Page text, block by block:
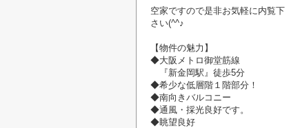
空家ですので是非お気軽に内覧下
さい(^^♪
【物件の魅力】
◆大阪メトロ御堂筋線
『新金岡駅』 徒歩5分
◆希少な低層階１階部分！
◆南向きバルコニー
◆通風・ 採光良好です。
◆眺望良好